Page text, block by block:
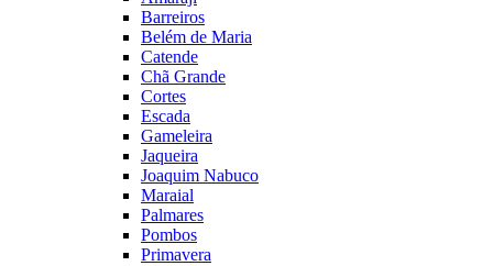
Barreiros
Belém de Maria
Catende
Chã Grande
Cortes
Escada
Gameleira
Jaqueira
Joaquim Nabuco
Maraial
Palmares
Pombos
Primavera